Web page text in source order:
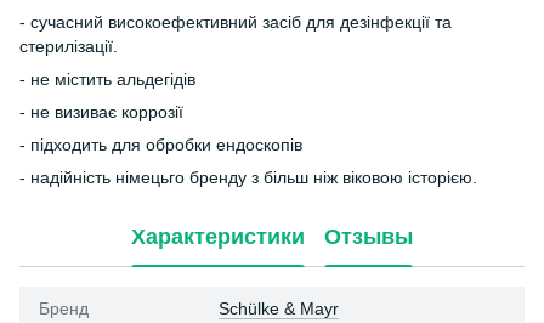
- сучасний високоефективний засіб для дезінфекції та
стерилізації.
- не містить альдегідів
- не визиває коррозії
- підходить для обробки ендоскопів
- надійність німецьго бренду з більш ніж віковою історією.
Характеристики Отзывы
Бренд Schülke & Mayr